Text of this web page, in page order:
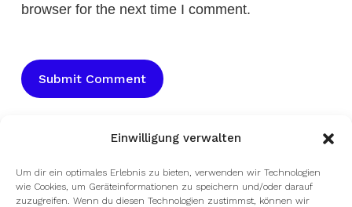
Einwilligung verwalten
Um dir ein optimales Erlebnis zu bieten, verwenden wir Technologien
wie Cookies, um Geräteinformationen zu speichern und/oder darauf
zuzugreifen. Wenn du diesen Technologien zustimmst, können wir
browser for the next time I comment.